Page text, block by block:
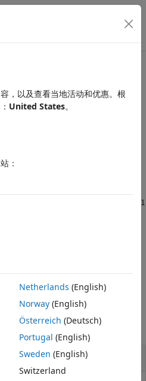
换
NaN
1
个元素的实部或虚部为
NaN
，以及查看当地活动和优惠。根
United States。
：
Netherlands (English)
Norway(English)
Österreich (Deutsch)
Portugal (English)
Sweden (English)
Switzerland